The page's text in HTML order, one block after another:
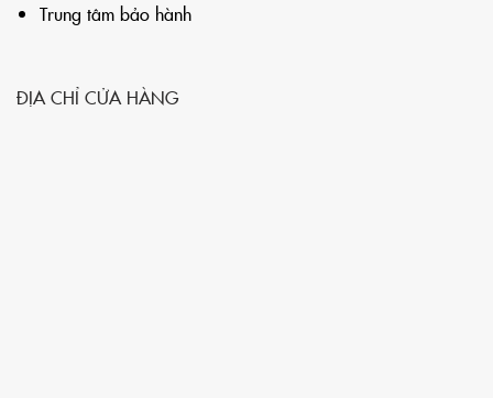
Trung tâm bảo hành
ĐỊA CHỈ CỬA HÀNG